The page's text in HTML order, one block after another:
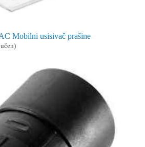
Mobilni usisivač prašine